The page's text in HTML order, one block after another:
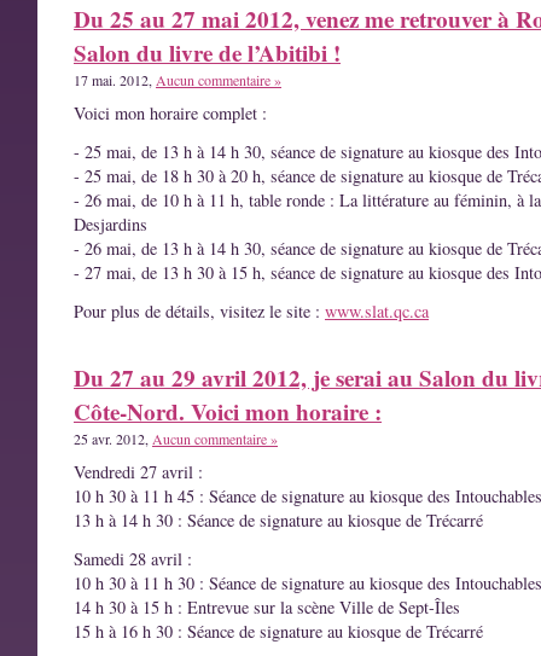
Du 25 au 27 mai 2012, venez me retrouver à
Salon du livre de l’Abitibi !
17 mai. 2012, Aucun commentaire »
Voici mon horaire complet :
- 25 mai, de 13 h à 14 h 30, séance de signature au kiosque des
- 25 mai, de 18 h 30 à 20 h, séance de signature au kiosque de
- 26 mai, de 10 h à 11 h, table ronde : La littérature au féminin, à
Desjardins
- 26 mai, de 13 h à 14 h 30, séance de signature au kiosque de
- 27 mai, de 13 h 30 à 15 h, séance de signature au kiosque des
Pour plus de détails, visitez le site : www.slat.qc.ca
Du 27 au 29 avril 2012, je serai au Salon du
Côte-Nord. Voici mon horaire :
25 avr. 2012, Aucun commentaire »
Vendredi 27 avril :
10 h 30 à 11 h 45 : Séance de signature au kiosque des Intouchables
13 h à 14 h 30 : Séance de signature au kiosque de Trécarré
Samedi 28 avril :
10 h 30 à 11 h 30 : Séance de signature au kiosque des Intouchables
14 h 30 à 15 h : Entrevue sur la scène Ville de Sept-Îles
15 h à 16 h 30 : Séance de signature au kiosque de Trécarré